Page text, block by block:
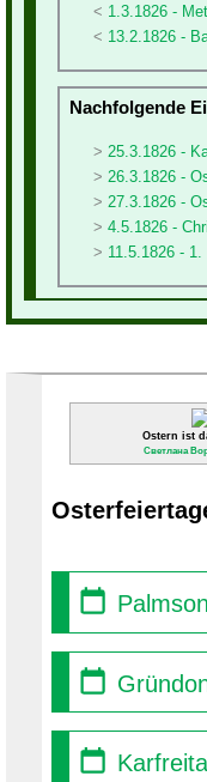
1.3.1826 -
13.2.1826 -
Nachfolgende
25.3.1826 -
26.3.1826 -
27.3.1826 -
4.5.1826 -
11.5.1826 -
Ostern ist
Светлана